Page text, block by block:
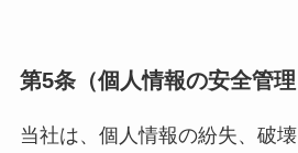
第5条（個人情報の安全管理
当社は、個人情報の紛失、破